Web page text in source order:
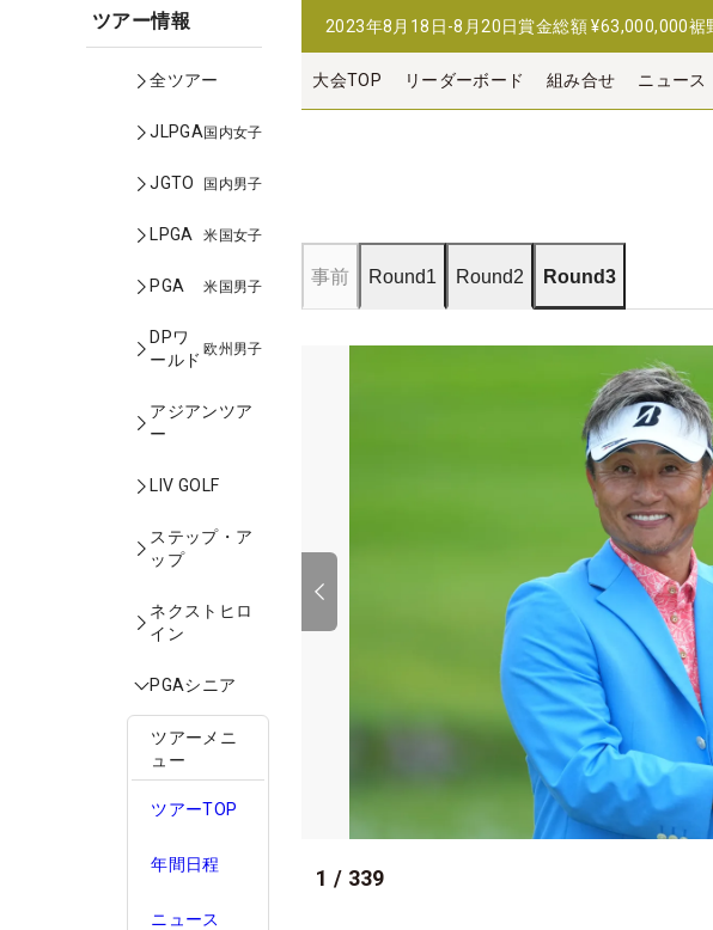
ツアー情報
全ツアー
JLPGA国内女子
JGTO 国内男子
LPGA 米国女子
PGA 米国男子
DPワ
ールド
欧州男子
アジアンツア
ー
LIV GOLF
ステップ・ア
ップ
ネクストヒロ
イン
PGAシニア
ツアーメニ
ュー
ツアーTOP
年間日程
ニュース
2023年8月18日-8月20日賞金総額 ¥63,000,000裾
大会TOP リーダーボード 組み合せ ニュース
事前 Round1 Round2 Round3
1 / 339